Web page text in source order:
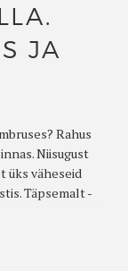
JA
Rahus
Niisugust
üks väheseid
Täpsemalt -